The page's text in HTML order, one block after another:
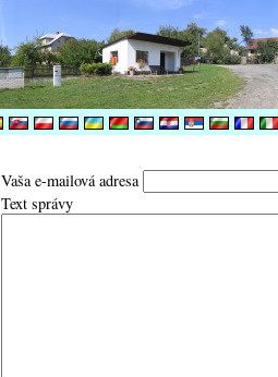
Vaša e-mailová adresa
Text správy